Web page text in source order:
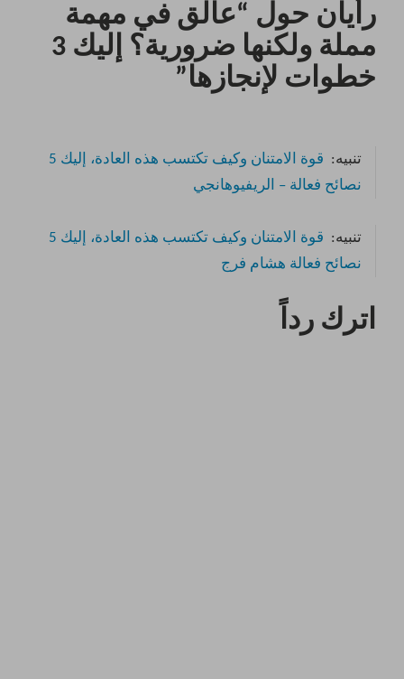
رأيان حول “عالق في مهمة
مملة ولكنها ضرورية؟ إليك 3
خطوات لإنجازها”
تنبيه:
قوة الامتنان وكيف تكتسب هذه العادة، إليك 5
نصائح فعالة – الريفيوهانجي
تنبيه:
قوة الامتنان وكيف تكتسب هذه العادة، إليك 5
نصائح فعالة هشام فرج
اترك رداً